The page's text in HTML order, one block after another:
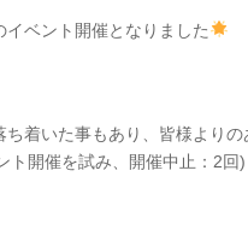
ベント開催となりました
ち着いた事もあり、皆様より
ト開催を試み、開催中止：2回)